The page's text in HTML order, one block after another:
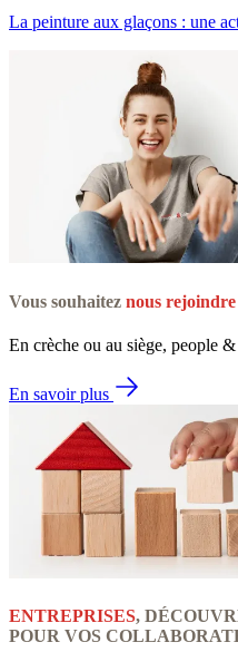
La peinture aux glaçons : une
Vous souhaitez nous rejoindre
En crèche ou au siège, people
En savoir plus
ENTREPRISES,
POUR VOS